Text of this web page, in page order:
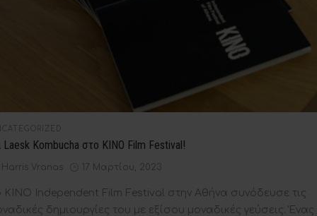
Laesk Kombucha στο ΚΙΝΟ Film Festival!
by
Harris Vranas
Posted
17 Μαρτίου, 2023
KINO Independent Film Festival στην Αθήνα συνόδευσε τις
δημιουργίες του με εξίσου μοναδικές γεύσεις. Ένας